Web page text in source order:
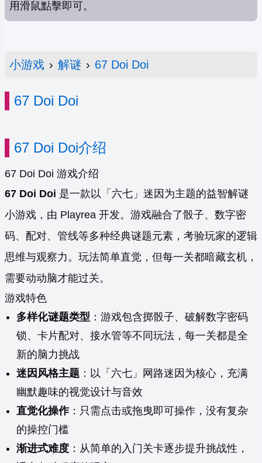
用滑鼠點擊即可。
小游戏 › 解谜 › 67 Doi Doi
67 Doi Doi
67 Doi Doi介绍
67 Doi Doi 游戏介绍
67 Doi Doi 是一款以「六七」迷因为主题的益智解谜
小游戏，由 Playrea 开发。游戏融合了骰子、数字密
码、配对、管线等多种经典谜题元素，考验玩家的逻辑
思维与观察力。玩法简单直觉，但每一关都暗藏玄机，
需要动动脑才能过关。
游戏特色
多样化谜题类型 ：游戏包含掷骰子、破解数字密码
锁、卡片配对、接水管等不同玩法，每一关都是全
新的脑力挑战
迷因风格主题 ：以「六七」网路迷因为核心，充满
幽默趣味的视觉设计与音效
直觉化操作：只需点击或拖曳即可操作，没有复杂
的操控门槛
渐进式难度 ：从简单的入门关卡逐步提升挑战性，